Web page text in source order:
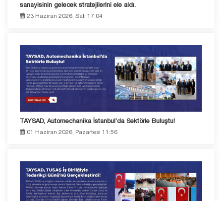
sanayisinin gelecek stratejilerini ele aldı.
23 Haziran 2026, Salı 17:04
TAYSAD, Automechanika İstanbul’da Sektörle Buluştu!
01 Haziran 2026, Pazartesi 11:56